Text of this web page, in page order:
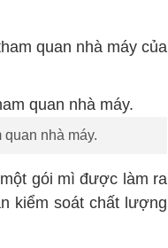
quan nhà máy của
nhà máy.
gói mì được làm ra
kiểm soát chất lượng